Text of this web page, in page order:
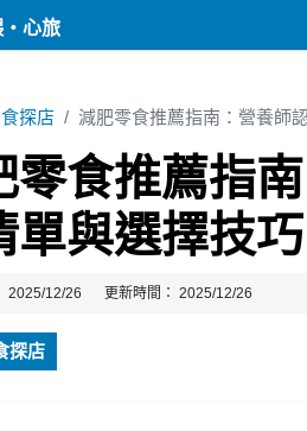
心旅
探店 減肥零食推薦指南：營養師
零食推薦指
單與選擇技巧
2025/12/26 更新時間： 2025/12/26
探店